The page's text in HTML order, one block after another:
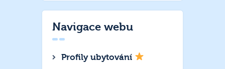
Navigace webu
Profily ubytování